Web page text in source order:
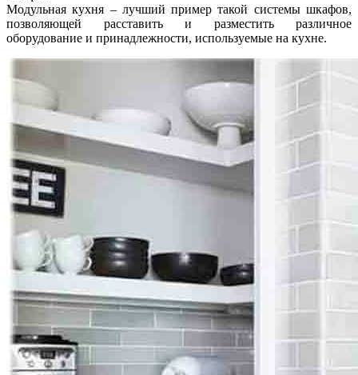
Модульная кухня – лучший пример такой системы шкафов,
позволяющей расставить и разместить различное
оборудование и принадлежности, используемые на кухне.